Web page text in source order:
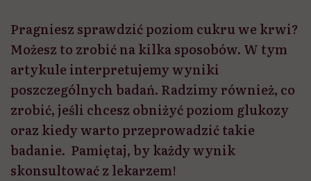
Pragniesz sprawdzić poziom cukru we krwi?
Możesz to zrobić na kilka sposobów. W tym
artykule interpretujemy wyniki
poszczególnych badań. Radzimy również, co
zrobić, jeśli chcesz obniżyć poziom glukozy
oraz kiedy warto przeprowadzić takie
badanie. Pamiętaj, by każdy wynik
skonsultować z lekarzem!